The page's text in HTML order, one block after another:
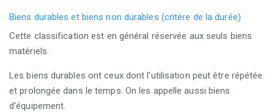
Biens durables et biens non durables (critère de la durée)
Cette classification est en général réservée aux seuls biens
matériels.
Les biens durables ont ceux dont l'utilisation peut être répétée
et prolongée dans le temps. On les appelle aussi biens
d'équipement.